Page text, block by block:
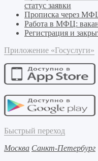
статус заявки
Прописка через
Работа в МФЦ:
Регистрация и
Приложение «Госуслуги»
Быстрый переход
Москва Санкт-Петербург